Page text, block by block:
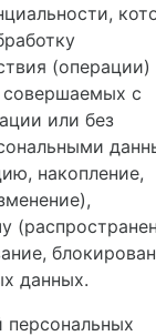
(операции)
совершаемых с
или без
накопление,
данных.
персональных